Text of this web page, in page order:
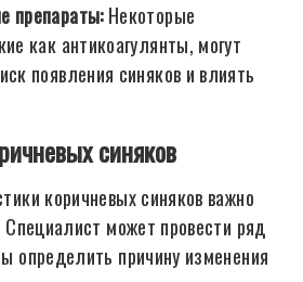
препараты:Некоторые
как антикоагулянты, могут
появления синяков и влиять
синяков
коричневых синяков важно
Специалист может провести ряд
определить причину изменения